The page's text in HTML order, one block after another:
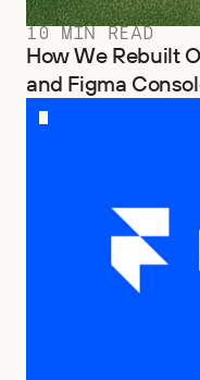
10 MIN READ
How We Rebuilt
and Figma